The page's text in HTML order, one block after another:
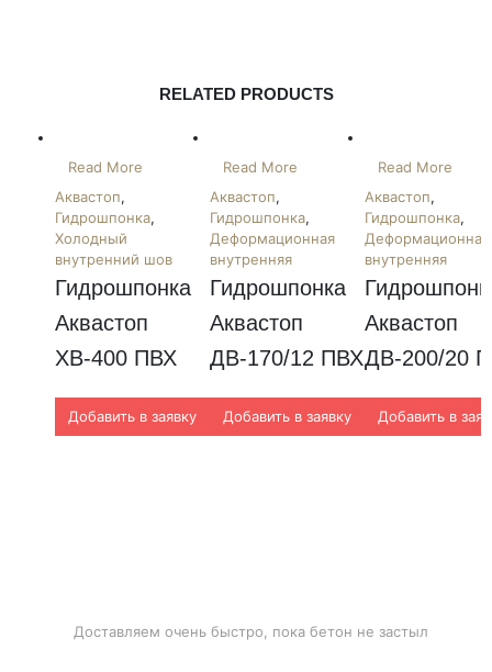
RELATED PRODUCTS
Read More
Аквастоп,
Гидрошпонка,
Холодный
внутренний шов
Гидрошпонка
Аквастоп
ХВ-400 ПВХ
Добавить в заявку
Read More
Аквастоп,
Гидрошпонка,
Деформационная
внутренняя
Гидрошпонка
Аквастоп
ДВ-170/12 ПВХ
Добавить в заявку
Read More
Аквастоп,
Гидрошпонка,
Деформационная
внутренняя
Аквастоп
ДВ-200/20
Добавить в
Доставляем очень быстро, пока бетон не застыл